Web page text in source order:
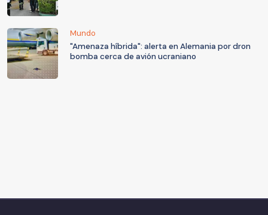
Mundo
"Amenaza híbrida": alerta en Alemania por dron
bomba cerca de avión ucraniano